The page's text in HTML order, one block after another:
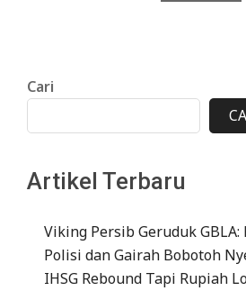
Cari
Artikel Terbaru
Viking Persib Geruduk
Polisi dan Gairah Bobotoh
IHSG Rebound Tapi Rupiah